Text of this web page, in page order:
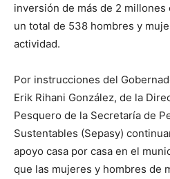
inversión de más de 2
un total de 538 hombres y
actividad.
Por instrucciones del
Erik Rihani González, de la
Pesquero de la Secretaría de
Sustentables (Sepasy)
apoyo casa por casa en el
que las mujeres y hombres de